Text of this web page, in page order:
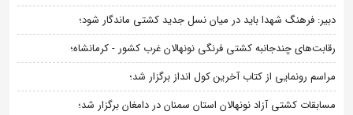
دبیر: فرهنگ شهدا باید در میان نسل جدید کشتی ماندگار شود؛
رقابت‌های چندجانبه کشتی فرنگی نونهالان غرب کشور - کرمانشاه؛
مراسم رونمایی از کتاب آخرین کول انداز برگزار شد؛
مسابقات کشتی آزاد نونهالان استان سمنان در دامغان برگزار شد؛